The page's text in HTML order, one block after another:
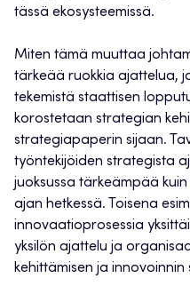
tässä ekosysteemissä.
Miten tämä muuttaa
tärkeää ruokkia ajattelua,
tekemistä staattisen
korostetaan strategian
strategiapaperin sijaan.
työntekijöiden strategista
juoksussa tärkeämpää
ajan hetkessä. Toisena
innovaatioprosessia
yksilön ajattelu ja
kehittämisen ja innovoinnin